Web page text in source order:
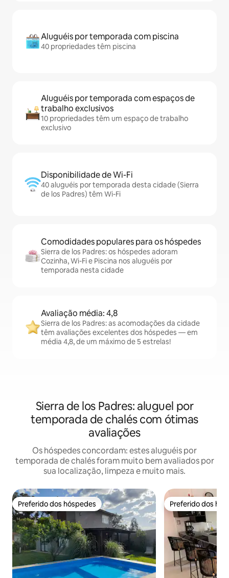
Aluguéis por temporada com piscina
40 propriedades têm piscina
Aluguéis por temporada com espaços de
trabalho exclusivos
10 propriedades têm um espaço de trabalho
exclusivo
Disponibilidade de Wi-Fi
40 aluguéis por temporada desta cidade (Sierra
de los Padres) têm Wi-Fi
Comodidades populares para os hóspedes
Sierra de los Padres: os hóspedes adoram
Cozinha, Wi-Fi e Piscina nos aluguéis por
temporada nesta cidade
Avaliação média: 4,8
Sierra de los Padres: as acomodações da cidade
têm avaliações excelentes dos hóspedes — em
média 4,8, de um máximo de 5 estrelas!
Sierra de los Padres: aluguel por
temporada de chalés com ótimas
avaliações
Os hóspedes concordam: estes aluguéis por
temporada de chalés foram muito bem avaliados por
sua localização, limpeza e muito mais.
Preferido dos hóspedes
Preferido dos hóspedes Preferido dos
Preferido dos